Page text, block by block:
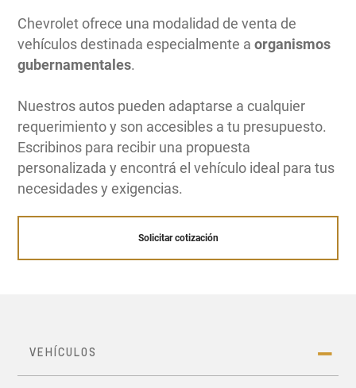
Chevrolet ofrece una modalidad de venta de
vehículos destinada especialmente aorganismos
gubernamentales.
Nuestros autos pueden adaptarse a cualquier
requerimiento y son accesibles a tu presupuesto.
Escribinos para recibir una propuesta
personalizada y encontrá el vehículo ideal para tus
necesidades y exigencias.
Solicitar cotización